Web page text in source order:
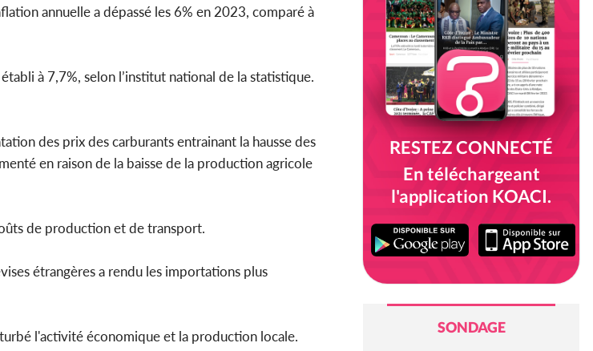
annuelle a dépassé les 6% en 2023, comparé à
à 7,7%, selon l’institut national de la statistique.
des prix des carburants entrainant la hausse des
en raison de la baisse de la production agricole
de production et de transport.
étrangères a rendu les importations plus
l'activité économique et la production locale.
RESTEZ CONNECTÉ
En téléchargeant
l'application KOACI.
SONDAGE